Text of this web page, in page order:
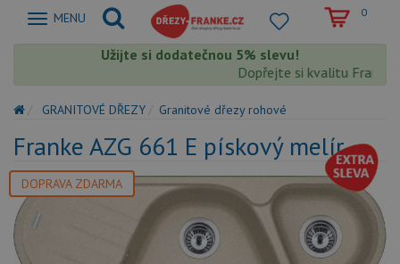
Zobrazit
MENU 0
Užijte si dodatečnou 5% slevu!
Dopřejte si kvalitu Franke s
GRANITOVÉ DŘEZY Granitové dřezy rohové
Franke AZG 661 E pískový melír
DOPRAVA ZDARMA